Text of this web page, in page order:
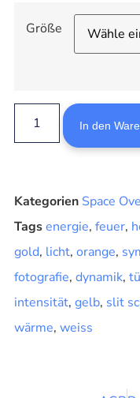
Größe
In den
Kategorien Space
Tagsenergie, feuer,
gold, licht, orange,
fotografie, dynamik,
intensität, gelb, slit
wärme, weiss